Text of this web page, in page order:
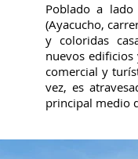
Poblado a
(Ayacucho,
y coloridas
nuevos
comercial y
vez, es
principal medio